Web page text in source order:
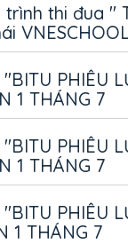
thi đua "
PHIÊU
1 THÁNG 7
PHIÊU
1 THÁNG 7
PHIÊU
1 THÁNG 7